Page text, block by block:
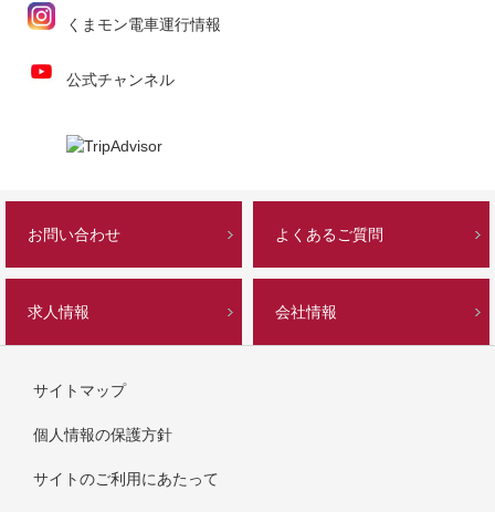
くまモン電車運行情報
公式チャンネル
お問い合わせ よくあるご質問
求人情報 会社情報
サイトマップ
個人情報の保護方針
サイトのご利用にあたって